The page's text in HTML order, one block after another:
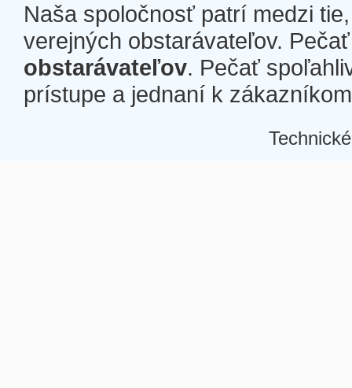
Naša spoločnosť patrí medzi
verejných obstarávateľov.
obstarávateľov. Pečať
prístupe a jednaní k